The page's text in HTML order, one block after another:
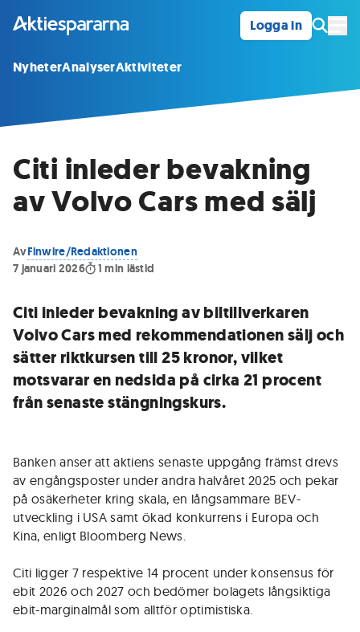
Logga in
NyheterAnalyserAktiviteter
Citi inleder bevakning
av Volvo Cars med sälj
AvFinwire/Redaktionen
7 januari 2026
1 min lästid
Citi inleder bevakning av biltillverkaren
Volvo Cars med rekommendationen sälj och
sätter riktkursen till 25 kronor, vilket
motsvarar en nedsida på cirka 21 procent
från senaste stängningskurs.
Banken anser att aktiens senaste uppgång främst drevs
av engångsposter under andra halvåret 2025 och pekar
på osäkerheter kring skala, en långsammare BEV-
utveckling i USA samt ökad konkurrens i Europa och
Kina, enligt Bloomberg News.
Citi ligger 7 respektive 14 procent under konsensus för
ebit 2026 och 2027 och bedömer bolagets långsiktiga
ebit-marginalmål som alltför optimistiska.